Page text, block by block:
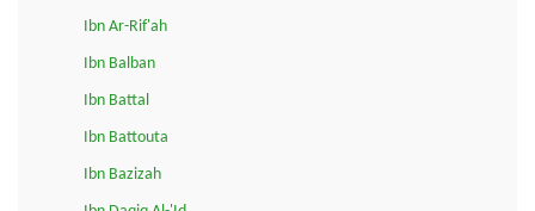
Ibn Ar-Rif'ah
Ibn Balban
Ibn Battal
Ibn Battouta
Ibn Bazizah